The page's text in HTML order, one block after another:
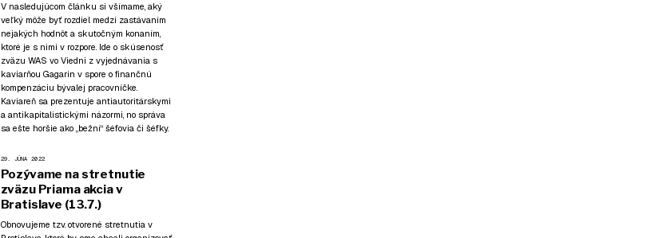
V nasledujúcom článku si všímame, aký
veľký môže byť rozdiel medzi zastávaním
nejakých hodnôt a skutočným konaním,
ktoré je s nimi v rozpore. Ide o skúsenosť
zväzu WAS vo Viedni z vyjednávania s
kaviarňou Gagarin v spore o finančnú
kompenzáciu bývalej pracovníčke.
Kaviareň sa prezentuje antiautoritárskymi
a antikapitalistickými názormi, no správa
sa ešte horšie ako „bežní“ šéfovia či šéfky.
29. JÚNA 2022
Pozývame na stretnutie
zväzu Priama akcia v
Bratislave (13.7.)
Obnovujeme tzv. otvorené stretnutia v